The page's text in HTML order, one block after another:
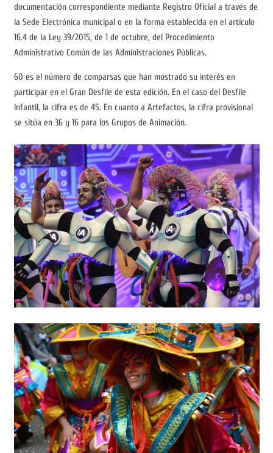
documentación correspondiente mediante Registro Oficial a través de
la Sede Electrónica municipal o en la forma establecida en el artículo
16.4 de la Ley 39/2015, de 1 de octubre, del Procedimiento
Administrativo Común de las Administraciones Públicas.
60 es el número de comparsas que han mostrado su interés en
participar en el Gran Desfile de esta edición. En el caso del Desfile
Infantil, la cifra es de 45. En cuanto a Artefactos, la cifra provisional
se sitúa en 36 y 16 para los Grupos de Animación.